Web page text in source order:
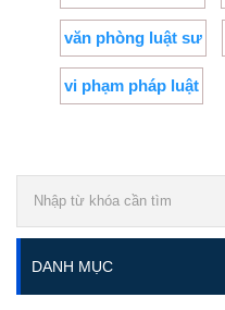
văn phòng luật sư
vi phạm pháp luật
DANH MỤC